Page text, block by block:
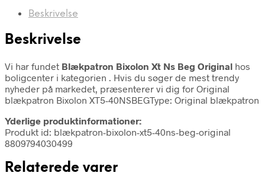
Beskrivelse
Beskrivelse
Vi har fundet Blækpatron Bixolon Xt Ns Beg Original hos
boligcenter i kategorien . Hvis du søger de mest trendy
nyheder på markedet, præsenterer vi dig for Original
blækpatron Bixolon XT5-40NSBEGType: Original blækpatron
Yderlige produktinformationer:
Produkt id: blækpatron-bixolon-xt5-40ns-beg-original
8809794030499
Relaterede varer